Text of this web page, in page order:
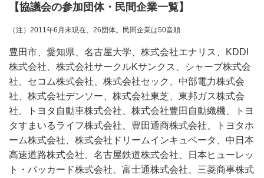
【協議会の参加団体・民間企業一覧】
（注）2011年6月末現在、26団体。民間企業は50音順
豊田市、愛知県、名古屋大学、株式会社エナリス、KDDI
株式会社、株式会社サークルKサンクス、シャープ株式会
社、セコム株式会社、株式会社セック、中部電力株式会
社、株式会社デンソー、株式会社東芝、東邦ガス株式会
社、トヨタ自動車株式会社、株式会社豊田自動織機、トヨ
タすまいるライフ株式会社、豊田通商株式会社、トヨタホ
ーム株式会社、株式会社ドリームインキュベータ、中日本
高速道路株式会社、名古屋鉄道株式会社、日本ヒューレッ
ト・パッカード株式会社、富士通株式会社、三菱商事株式